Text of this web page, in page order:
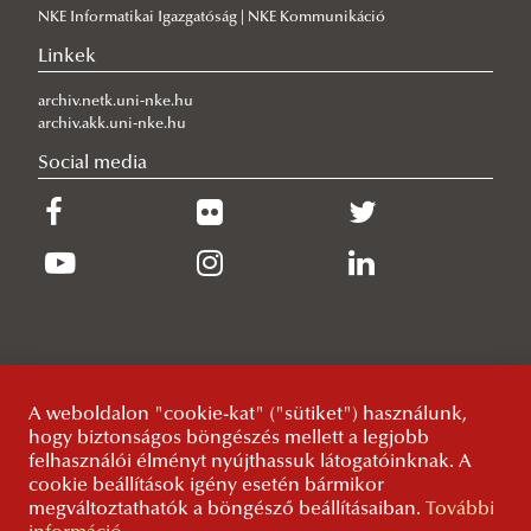
szak
Nemzetközi tanulmányok mesterképzési szak
MA szintű szabadon választható tantárgyak
A szakmai gyakorlat speciális esetei
Egyéni szakmai gyakorlóhely választása
A szakmai gyakorlat munkatapasztalattal történő
kiváltása
Szervezés alatt álló szakmai gyakorlat
Erasmus programok és a szakmai gyakorlat időbeli
Formanyomtatványok
Szakmai gyakorlati kódex
Elérhetőségek
Pályázati lehetőségek
Partnerlista
Kollégiumi Bizottság
Tanulmányi Bizottság
Kommunikációs és Média Bizottság
Szakkollégiumok
Bemutatás
Ostrakon Szakkollégium
Tudományos Diákkörök
Általános tájékoztató
Erasmus+ és egyéb külföldi ösztöndíjak
NKE Informatikai Igazgatóság | NKE Kommunikáció
Linkek
archiv.netk.uni-nke.hu
archiv.akk.uni-nke.hu
Social media
A weboldalon "cookie-kat" ("sütiket") használunk,
hogy biztonságos böngészés mellett a legjobb
felhasználói élményt nyújthassuk látogatóinknak. A
cookie beállítások igény esetén bármikor
megváltoztathatók a böngésző beállításaiban. További